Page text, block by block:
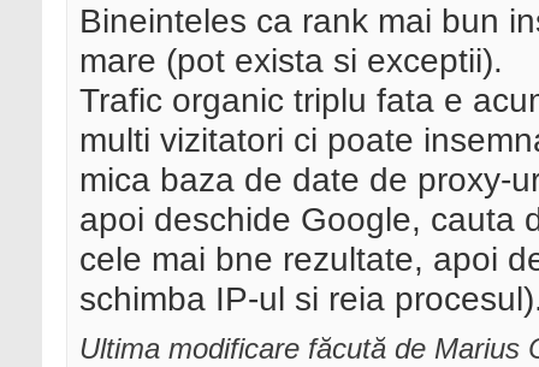
Bineinteles ca rank mai bun
mare (pot exista si exceptii).
Trafic organic triplu fata e
multi vizitatori ci poate
mica baza de date de proxy-
apoi deschide Google, cauta
cele mai bne rezultate, apoi
schimba IP-ul si reia
Ultima modificare făcută de Marius